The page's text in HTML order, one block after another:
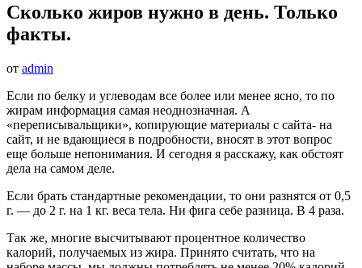
Сколько жиров нужно в день. Только
факты.
от admin
Если по белку и углеводам все более или менее ясно, то по
жирам информация самая неоднозначная. А
«переписывальщики», копирующие материалы с сайта- на
сайт, и не вдающиеся в подробности, вносят в этот вопрос
еще больше непонимания. И сегодня я расскажу, как обстоят
дела на самом деле.
Если брать стандартные рекомендации, то они разнятся от 0,5
г. — до 2 г. на 1 кг. веса тела. Ни фига себе разница. В 4 раза.
Так же, многие высчитывают процентное количество
калорий, получаемых из жира. Принято считать, что на